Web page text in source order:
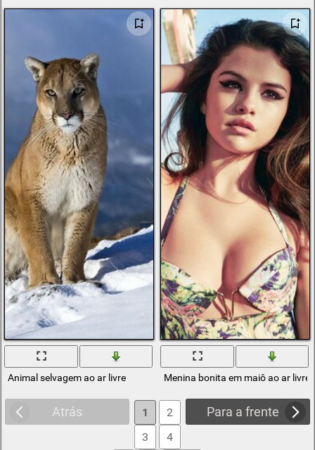
Animal selvagem ao ar livre Menina bonita em maiô ao ar livre
Atrás Para a frente
1
2
3
4